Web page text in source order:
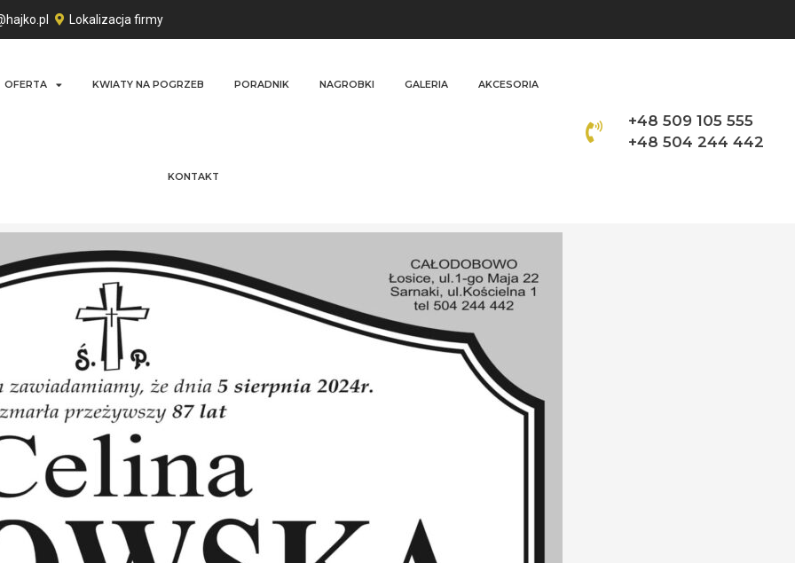
Lokalizacja firmy
OFERTA KWIATY NA POGRZEB PORADNIK NAGROBKI GALERIA AKCESORIA
KONTAKT
+48 509 105 555
+48 504 244 442